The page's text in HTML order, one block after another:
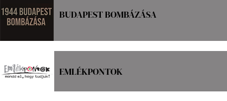
BUDAPEST BOMBÁZÁSA
EMLÉKPONTOK